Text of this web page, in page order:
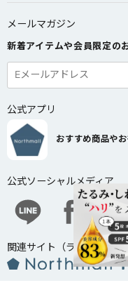
メールマガジン
新着アイテムや会員限定の
公式アプリ
おすすめ商品や
公式ソーシャルメディア
関連サイト（ライフスタイ